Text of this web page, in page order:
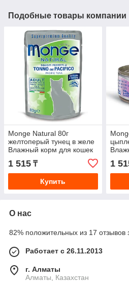
Подобные товары компании
Monge Natural 80г
желтоперый тунец в желе
Влажный корм для кошек
в паучах
1 515 ₸
Купить
1
О нас
82% положительных из 17 отзывов
Работает с 26.11.2013
г. Алматы
Алматы, Казахстан